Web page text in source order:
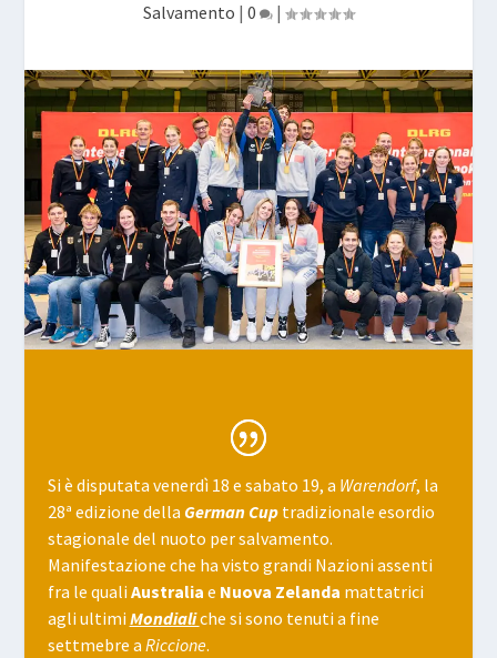
Salvamento | 0 |
Si è disputata venerdì 18 e sabato 19, a Warendorf, la
28ª edizione della German Cup tradizionale esordio
stagionale del nuoto per salvamento.
Manifestazione che ha visto grandi Nazioni assenti
fra le qualiAustralia e Nuova Zelanda mattatrici
agli ultimiMondialiche si sono tenuti a fine
settmebre a Riccione.